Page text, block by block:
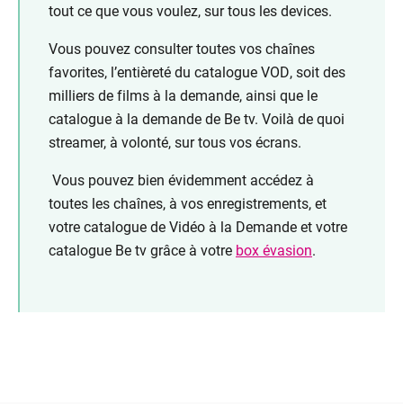
tout ce que vous voulez, sur tous les devices.
Vous pouvez consultertoutes voschaînes
favorites, l’entièreté du catalogue VOD, soit des
milliers de films à la demande, ainsi que le
catalogue à la demande de Be tv. Voilà de quoi
streamer, à volonté, sur tous vos écrans.
Vous pouvez bien évidemment accédez à
toutes les chaînes, à vos enregistrements, et
votre catalogue de Vidéo à la Demandeet votre
catalogue Be tvgrâce à votre box évasion.